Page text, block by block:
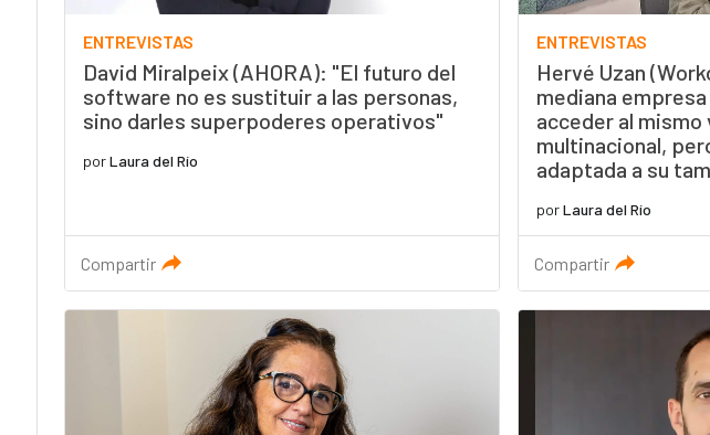
ENTREVISTAS
David Miralpeix (AHORA): "El futuro del
software no es sustituir a las personas,
sino darles superpoderes operativos"
porLaura del Río
Compartir
ENTREVISTAS
Hervé Uzan
mediana
acceder al mismo
multinacional,
adaptada a su
porLaura del Río
Compartir